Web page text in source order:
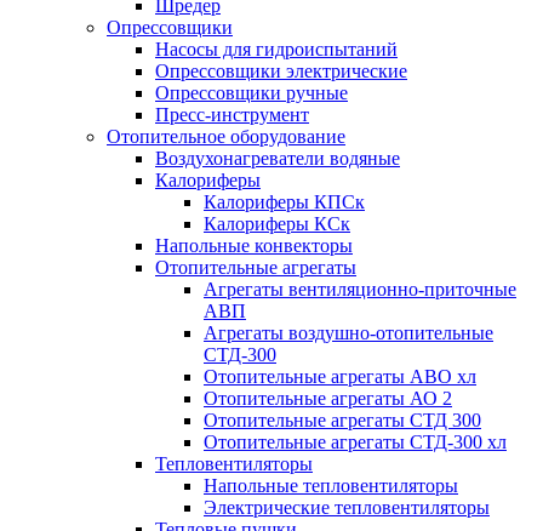
Шредер
Опрессовщики
Насосы для гидроиспытаний
Опрессовщики электрические
Опрессовщики ручные
Пресс-инструмент
Отопительное оборудование
Воздухонагреватели водяные
Калориферы
Калориферы КПСк
Калориферы КСк
Напольные конвекторы
Отопительные агрегаты
Агрегаты вентиляционно-приточные
АВП
Агрегаты воздушно-отопительные
СТД-300
Отопительные агрегаты АВО хл
Отопительные агрегаты АО 2
Отопительные агрегаты СТД 300
Отопительные агрегаты СТД-300 хл
Тепловентиляторы
Напольные тепловентиляторы
Электрические тепловентиляторы